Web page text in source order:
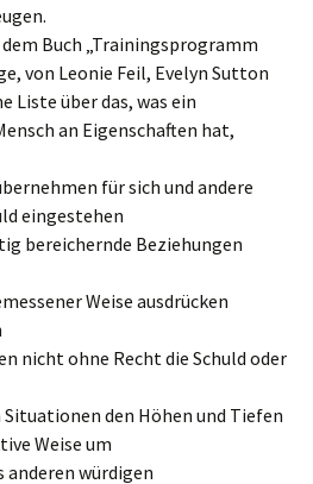
Buch „Trainingsprogramm
von Leonie Feil, Evelyn Sutton
Liste über das, was ein
an Eigenschaften hat,
für sich und andere
eingestehen
bereichernde Beziehungen
Weise ausdrücken
nicht ohne Recht die Schuld oder
den Höhen und Tiefen
Weise um
würdigen